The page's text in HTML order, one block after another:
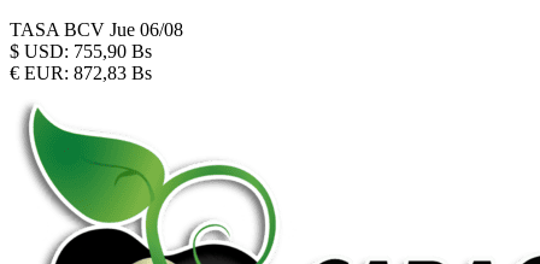
TASA BCV Jue 06/08
$ USD: 755,90 Bs
€ EUR: 872,83 Bs